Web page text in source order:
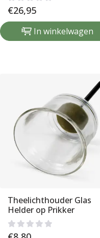
€26,95
In winkelwagen
Theelichthouder Glas
Helder op Prikker